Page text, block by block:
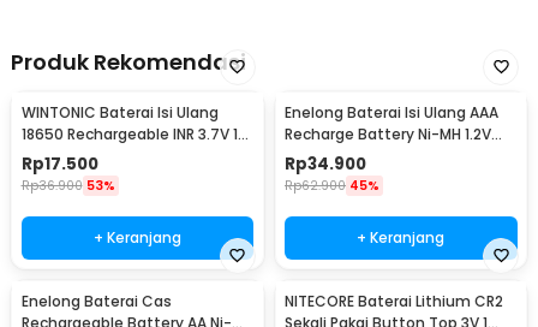
Produk Rekomendasi
WINTONIC Baterai Isi Ulang
18650 Rechargeable INR 3.7V 1
PCS 2200mAh
Rp17.500
Rp36.900 53%
+ Keranjang
Enelong Baterai Isi Ulang AAA
Recharge Battery Ni-MH 1.2V
900mAh 4 PCS - HR4
Rp34.900
Rp62.900 45%
+ Keranjang
Enelong Baterai Cas
Rechargeable Battery AA Ni-MH
NITECORE Baterai Lithium CR2
Sekali Pakai Button Top 3V 1